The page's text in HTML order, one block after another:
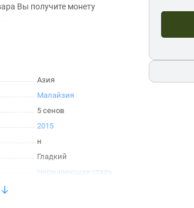
Вы получите монету
Азия
Малайзия
5 сенов
2015
н
Гладкий
Нержавеющая сталь